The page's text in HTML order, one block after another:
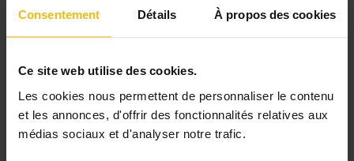
Consentement Détails À propos des cookies
Ce site web utilise des cookies.
Les cookies nous permettent de personnaliser le contenu
et les annonces, d'offrir des fonctionnalités relatives aux
médias sociaux et d'analyser notre trafic.
L’abonnement MonASBL vous donne
un accès complet à des ressources
pratiques et à une expertise actualisée
pour gérer efficacement votre ASBL.